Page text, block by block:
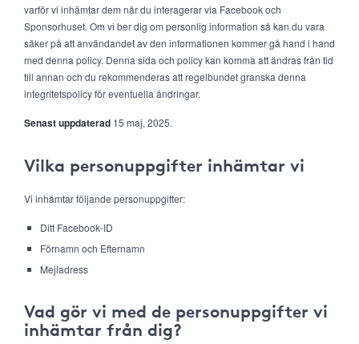
varför vi inhämtar dem när du interagerar via Facebook och
Sponsorhuset. Om vi ber dig om personlig information så kan du vara
säker på att användandet av den informationen kommer gå hand i hand
med denna policy. Denna sida och policy kan komma att ändras från tid
till annan och du rekommenderas att regelbundet granska denna
integritetspolicy för eventuella ändringar.
Senast uppdaterad 15 maj, 2025.
Vilka personuppgifter inhämtar vi
Vi inhämtar följande personuppgifter:
Ditt Facebook-ID
Förnamn och Efternamn
Mejladress
Vad gör vi med de personuppgifter vi
inhämtar från dig?